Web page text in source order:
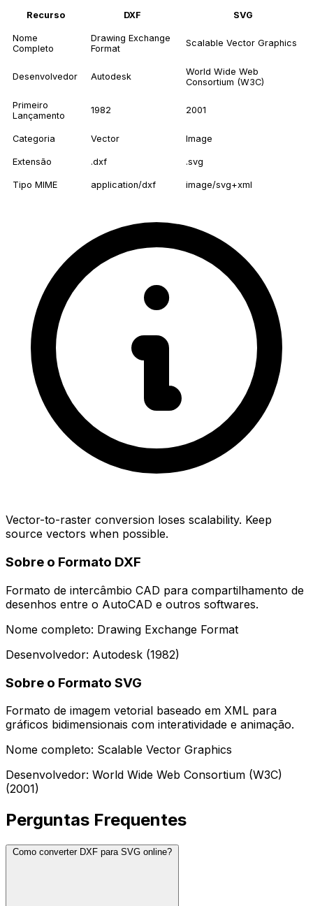
Recurso DXF SVG
Nome
Completo
Drawing Exchange
Format
Scalable Vector Graphics
Desenvolvedor Autodesk
World Wide Web
Consortium (W3C)
Primeiro
Lançamento
1982 2001
Categoria Vector Image
Extensão .dxf .svg
Tipo MIME application/dxf image/svg+xml
Vector-to-raster conversion loses scalability. Keep
source vectors when possible.
Sobre o Formato DXF
Formato de intercâmbio CAD para compartilhamento de
desenhos entre o AutoCAD e outros softwares.
Nome completo: Drawing Exchange Format
Desenvolvedor: Autodesk (1982)
Sobre o Formato SVG
Formato de imagem vetorial baseado em XML para
gráficos bidimensionais com interatividade e animação.
Nome completo: Scalable Vector Graphics
Desenvolvedor: World Wide Web Consortium (W3C)
(2001)
Perguntas Frequentes
Como converter DXF para SVG online?